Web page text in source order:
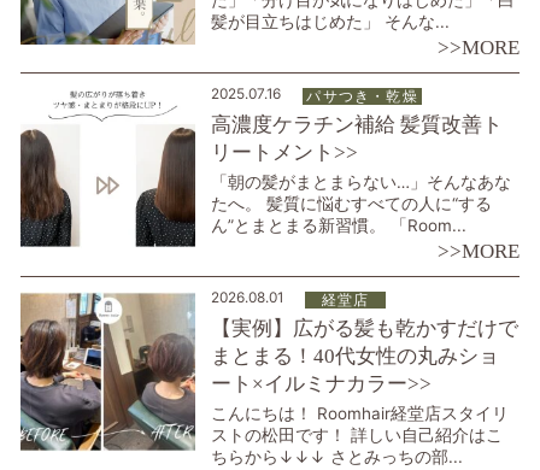
髪が目立ちはじめた」 そんな...
>>MORE
2025.07.16 パサつき・乾燥
高濃度ケラチン補給 髪質改善ト
リートメント>>
「朝の髪がまとまらない…」そんなあな
たへ。 髪質に悩むすべての人に“する
ん”とまとまる新習慣。 「Room...
>>MORE
2026.08.01 経堂店
【実例】広がる髪も乾かすだけで
まとまる！40代女性の丸みショ
ート×イルミナカラー>>
こんにちは！ Roomhair経堂店スタイリ
ストの松田です！ 詳しい自己紹介はこ
ちらから↓↓↓ さとみっちの部...